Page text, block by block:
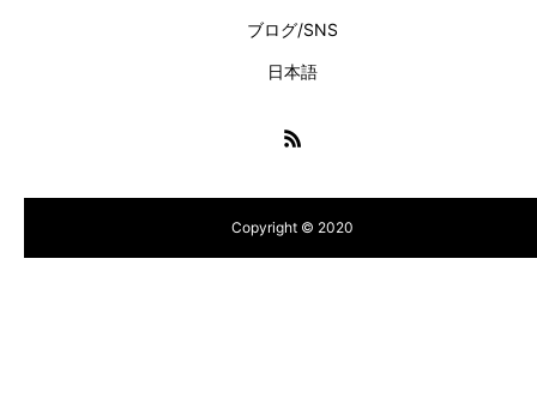
ブログ/SNS
日本語
Copyright © 2020